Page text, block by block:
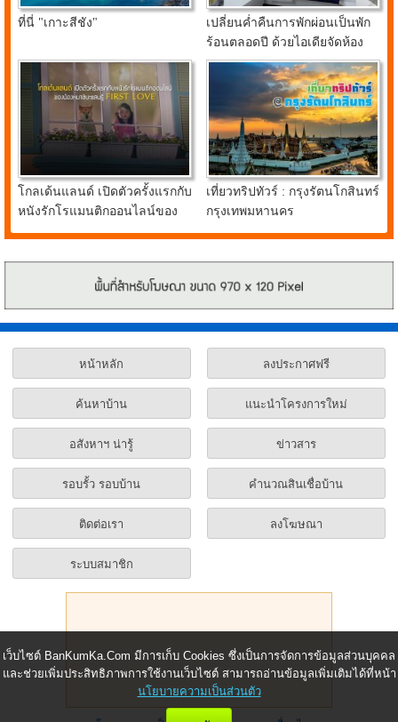
ที่นี่ "เกาะสีชัง"
เปลี่ยนค่ำคืนการพักผ่อนเป็นพัก
ร้อนตลอดปี ด้วยไอเดียจัดห้อง
นอนสุดคูลจาก อินเด็กซ์ ลิฟวิ่ง
โกลเด้นแลนด์ เปิดตัวครั้งแรกกับ
หนังรักโรแมนติกออนไลน์ของ
น้องหมาชิบะแสนรู้ FIRST
เที่ยวทริปทัวร์ : กรุงรัตนโกสินทร์
กรุงเทพมหานคร
หน้าหลัก ลงประกาศฟรี
ค้นหาบ้าน แนะนำโครงการใหม่
อสังหาฯ น่ารู้ ข่าวสาร
รอบรั้ว รอบบ้าน คำนวณสินเชื่อบ้าน
ติดต่อเรา ลงโฆษณา
ระบบสมาชิก
เว็บไซต์ BanKumKa.Com มีการเก็บ Cookies ซึ่งเป็นการจัดการข้อมูลส่วนบุคคล
และช่วยเพิ่มประสิทธิภาพการใช้งานเว็บไซต์ สามารถอ่านข้อมูลเพิ่มเติมได้ที่หน้า
นโยบายความเป็นส่วนตัว